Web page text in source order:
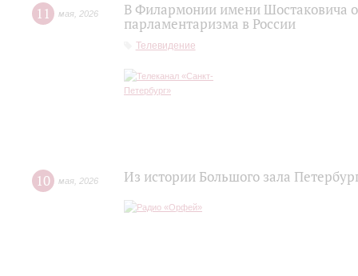
11 мая 2026
В Филармонии имени Шостаковича
парламентаризма в России
Телевидение
10 мая 2026 Из истории Большого зала